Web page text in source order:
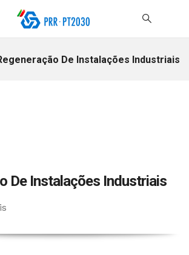
De Instalações Industriais
De Instalações Industriais